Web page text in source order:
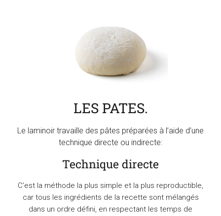
LES PATES.
Le laminoir travaille des pâtes préparées à l’aide d’une
technique directe ou indirecte:
Technique directe
C’est la méthode la plus simple et la plus reproductible,
car tous les ingrédients de la recette sont mélangés
dans un ordre défini, en respectant les temps de